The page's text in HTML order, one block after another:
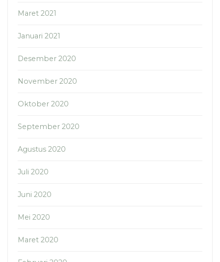
Maret 2021
Januari 2021
Desember 2020
November 2020
Oktober 2020
September 2020
Agustus 2020
Juli 2020
Juni 2020
Mei 2020
Maret 2020